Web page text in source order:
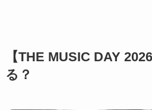
【THE MUSIC DAY
る？